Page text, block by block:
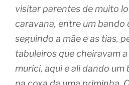
visitar parentes de muito
caravana, entre um bando
seguindo a mãe e as tias,
tabuleiros que cheiravam
murici, aqui e ali dando